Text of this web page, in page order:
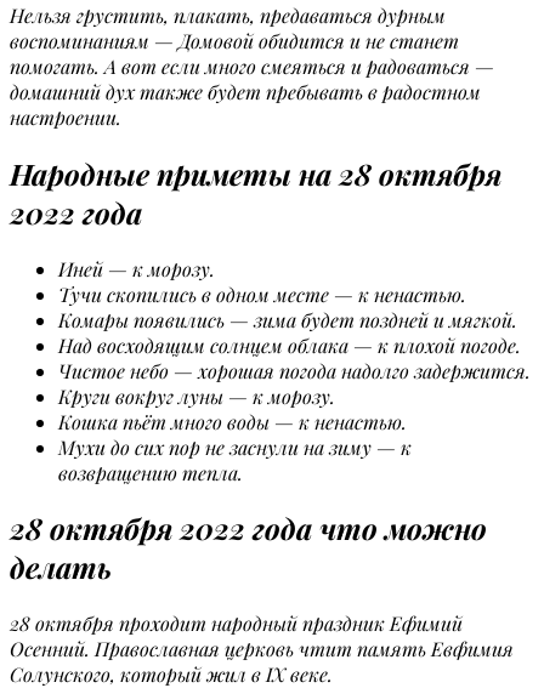
Нельзя грустить, плакать, предаваться дурным
воспоминаниям — Домовой обидится и не станет
помогать. А вот если много смеяться и радоваться —
домашний дух также будет пребывать в радостном
настроении.
Народные приметы на 28 октября
2022 года
Иней — к морозу.
Тучи скопились в одном месте — к ненастью.
Комары появились — зима будет поздней и мягкой.
Над восходящим солнцем облака — к плохой погоде.
Чистое небо — хорошая погода надолго задержится.
Круги вокруг луны — к морозу.
Кошка пьёт много воды — к ненастью.
Мухи до сих пор не заснули на зиму — к
возвращению тепла.
28 октября 2022 года что можно
делать
28 октября проходит народный праздник Ефимий
Осенний. Православная церковь чтит память Евфимия
Солунского, который жил в IX веке.